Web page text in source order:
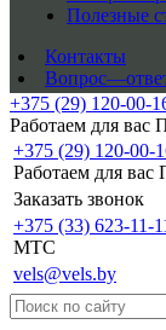
Полезные
Контакты
+375 (29) 120-00-
Работаем для вас
+375 (29) 120-00-
Работаем для
Заказать звонок
+375 (33) 623-11-
MTC
vels@vels.by